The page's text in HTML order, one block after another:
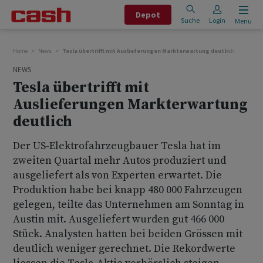
Depot
Suche Login Menu
Home News Tesla übertrifft mit Auslieferungen Markterwartung deutlich
NEWS
Tesla übertrifft mit
Auslieferungen Markterwartung
deutlich
Der US-Elektrofahrzeugbauer Tesla hat im
zweiten Quartal mehr Autos produziert und
ausgeliefert als von Experten erwartet. Die
Produktion habe bei knapp 480 000 Fahrzeugen
gelegen, teilte das Unternehmen am Sonntag in
Austin mit. Ausgeliefert wurden gut 466 000
Stück. Analysten hatten bei beiden Grössen mit
deutlich weniger gerechnet. Die Rekordwerte